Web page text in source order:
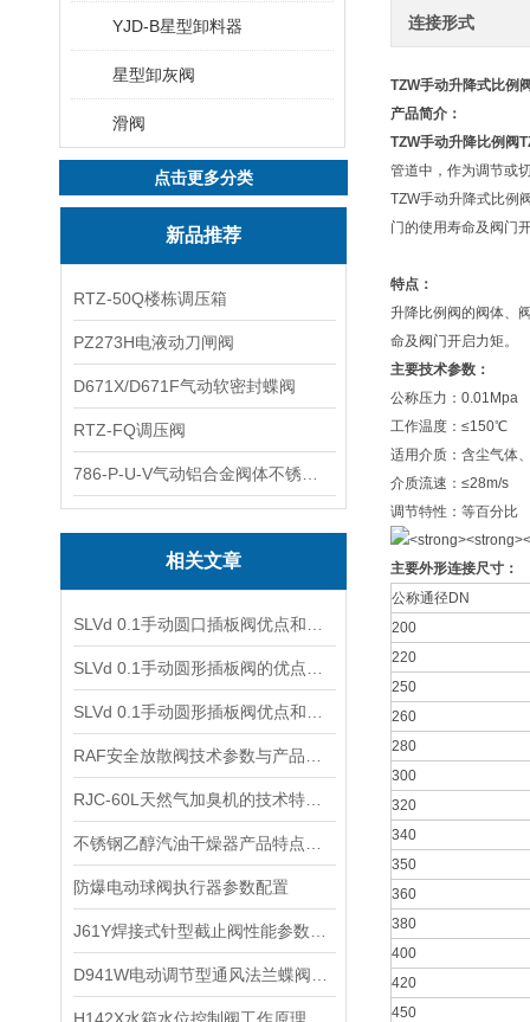
YJD-B星型卸料器
星型卸灰阀
滑阀
点击更多分类
新品推荐
RTZ-50Q楼栋调压箱
PZ273H电液动刀闸阀
D671X/D671F气动软密封蝶阀
RTZ-FQ调压阀
相关文章
防爆电动球阀执行器参数配置
连接形式
TZW手动升降式比例
产品简介：
TZW手动升降比例阀
管道中，作为调节或
TZW手动升降式比例
门的使用寿命及阀门
特点：
升降比例阀的阀体、
命及阀门开启力矩。
主要技术参数：
公称压力：0.01Mpa
工作温度：≤150℃
适用介质：含尘气体
介质流速：≤28m/s
调节特性：等百分比
主要外形连接尺寸：
公称通径DN
200
220
250
260
280
300
320
340
350
360
380
400
420
450